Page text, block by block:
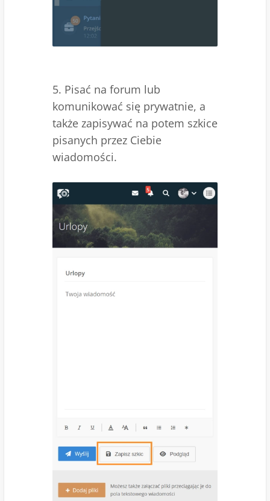
5. Pisać na forum lub
komunikować się prywatnie, a
także zapisywać na potem szkice
pisanych przez Ciebie
wiadomości.